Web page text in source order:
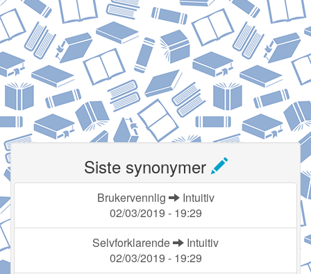
Siste synonymer
Brukervennlig
Intuitiv
02/03/2019 - 19:29
Selvforklarende
Intuitiv
02/03/2019 - 19:29